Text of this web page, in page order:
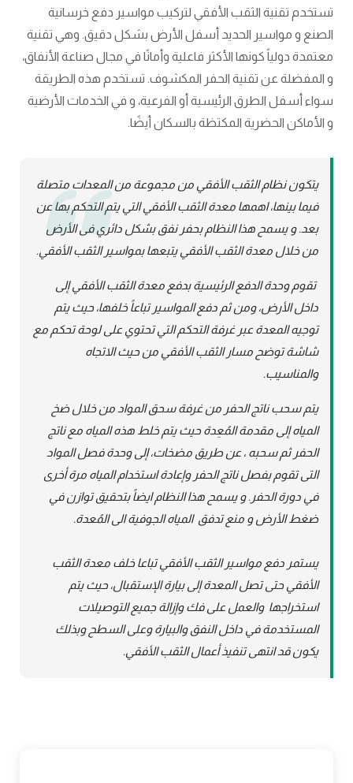
تستخدم تقنية الثقب الأفقي لتركيب مواسير دفع خرسانية
الصنع و مواسير الحديد أسفل الأرض بشكل دقيق. وهي تقنية
معتمدة دولياً كونها الأكثر فاعلية وأمانًا في مجال صناعة الأنفاق،
و المفضلة عن تقنية الحفر المكشوف. تستخدم هذه الطريقة
سواء أسفل الطرق الرئيسية أو الفرعية، و في الخدمات الأرضية
و الأماكن الحضرية المكتظة بالسكان أيضًا.
يتكون نظام الثقب الأفقي من مجموعة من المعدات متصلة
فيما بينها، اهمها معدة الثقب الأفقي التي يتم التحكم بها عن
بعد. و يسمح هذا النظام بحفر نفق بشكل دائري فى الأرض
من خلال معدة الثقب الأفقي يتبعها بمواسير الثقب الأفقي.
تقوم وحدة الدفع الرئيسية بدفع معدة الثقب الأفقي إلى
داخل الأرض، ومن ثم دفع المواسير تباعاً خلفها، حيث يتم
توجيه المعدة عبر غرفة التحكم التي تحتوي على لوحة تحكم مع
شاشة توضح مسار الثقب الأفقي من حيث الاتجاه
والمناسيب.
يتم سحب ناتج الحفر من غرفة سحق المواد من خلال ضخ
المياه إلى مقدمة المُعِدة حيث يتم خلط هذه المياه مع ناتج
الحفر ثم سحبه ، عن طريق مضخات، إلى وحدة فصل المواد
التى تقوم بفصل ناتج الحفر وإعادة استخدام المياه مرة أخرى
في دورة الحفر. و يسمح هذا النظام ايضاً بتحقيق توازن في
ضغط الأرض و منع تدفق المياه الجوفية الى المُعدة.
يستمر دفع مواسير الثقب الأفقي تباعا خلف معدة الثقب
الأفقي حتى تصل المعدة إلى بيارة الإستقبال، حيث يتم
استخراجها والعمل على فك وإزالة جميع التوصيلات
المستخدمة في داخل النفق والبيارة وعلى السطح وبذلك
يكون قد انتهى تنفيذ أعمال الثقب الأفقي.